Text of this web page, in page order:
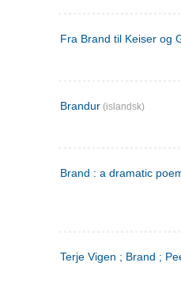
Fra Brand til Keiser og
Brandur (islandsk)
Brand : a dramatic
Terje Vigen ; Brand ;